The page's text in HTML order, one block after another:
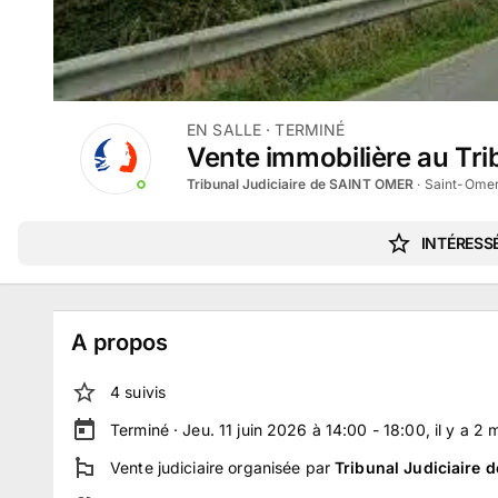
EN SALLE · TERMINÉ
Vente immobilière au
Tribunal Judiciaire de SAINT OMER · Saint-
A propos
4 suivis
Terminé ·Jeu. 11 juin 2026 à 14:00 - 18:00, il y a 2
Vente judiciaire organisée parTribunal Judiciaire